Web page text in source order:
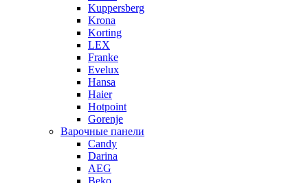
Kuppersberg
Krona
Korting
LEX
Franke
Evelux
Hansa
Haier
Hotpoint
Gorenje
Варочные панели
Candy
Darina
AEG